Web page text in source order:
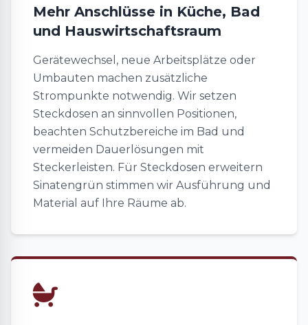
Mehr Anschlüsse in Küche, Bad
und Hauswirtschaftsraum
Gerätewechsel, neue Arbeitsplätze oder
Umbauten machen zusätzliche
Strompunkte notwendig. Wir setzen
Steckdosen an sinnvollen Positionen,
beachten Schutzbereiche im Bad und
vermeiden Dauerlösungen mit
Steckerleisten. Für Steckdosen erweitern
Sinatengrün stimmen wir Ausführung und
Material auf Ihre Räume ab.